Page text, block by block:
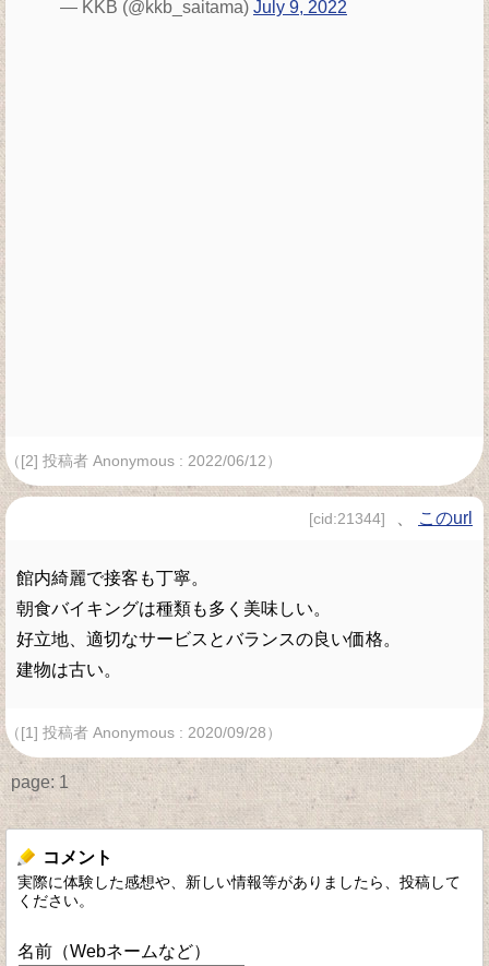
— KKB (@kkb_saitama) July 9, 2022
（[2] 投稿者 Anonymous : 2022/06/12）
[cid:21344] このurl
館内綺麗で接客も丁寧。
朝食バイキングは種類も多く美味しい。
好立地、適切なサービスとバランスの良い価格。
建物は古い。
（[1] 投稿者 Anonymous : 2020/09/28）
page: 1
コメント
実際に体験した感想や、新しい情報等がありましたら、投稿して
ください。
名前（Webネームなど）